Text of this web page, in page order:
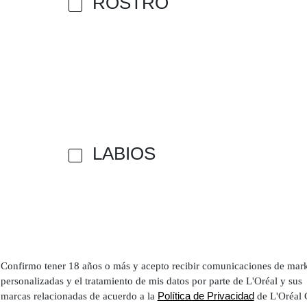
LABIOS
Confirmo tener 18 años o más y acepto recibir comunicaciones de
personalizadas y el tratamiento de mis datos por parte de L'Oréal y sus
marcas relacionadas de acuerdo a la Política de Privacidad de L'Oréal